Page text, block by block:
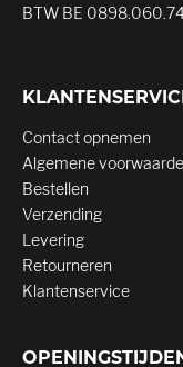
BTW BE
Contact opnemen
Algemene
Bestellen
Verzending
Levering
Retourneren
Klantenservice